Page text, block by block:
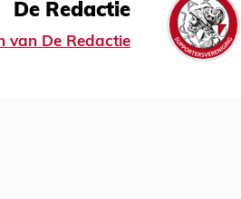
De Redactie
van De Redactie